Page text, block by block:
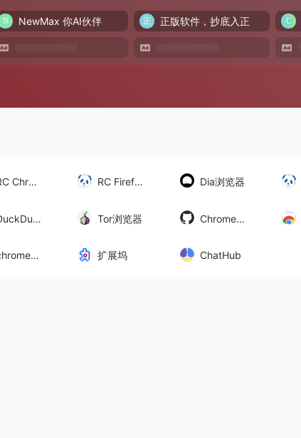
NewMax 你AI伙伴 正版软件，抄底入正
RC Chrome RC Firefox Dia浏览器
DuckDuckGo Tor浏览器 Chrome++
chrome666 扩展坞 ChatHub